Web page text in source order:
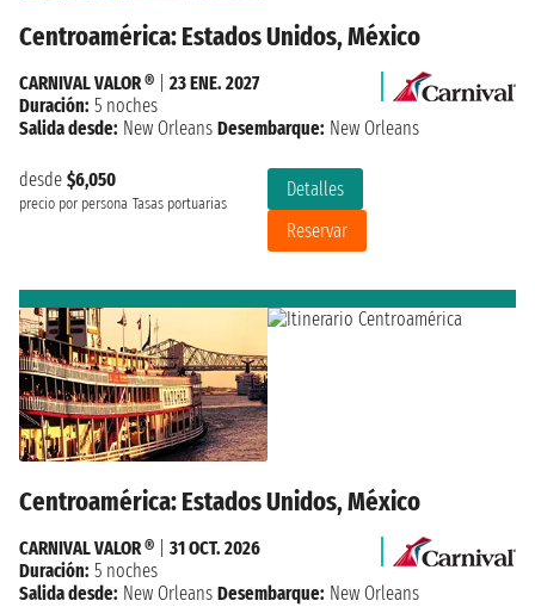
Centroamérica: Estados Unidos, México
desde $6,050
precio por persona Tasas portuarias
Detalles
Reservar
CARNIVAL VALOR ®
23 ENE. 2027
Duración: 5 noches
Salida desde: New Orleans Desembarque: New Orleans
Centroamérica: Estados Unidos, México
CARNIVAL VALOR ®
31 OCT. 2026
Duración: 5 noches
Salida desde: New Orleans Desembarque: New Orleans